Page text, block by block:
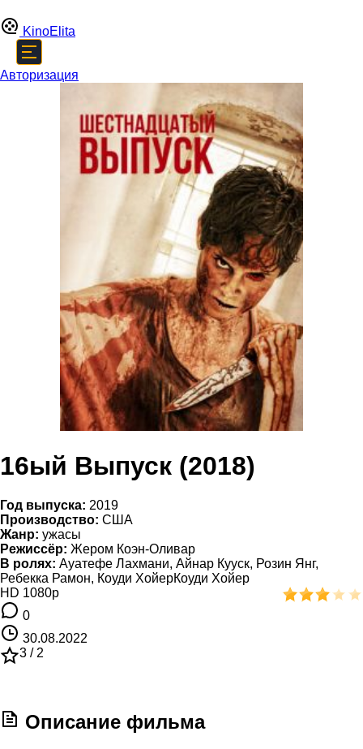
KinoElita
Авторизация
16ый Выпуск (2018)
Год выпуска: 2019
Производство: США
Жанр: ужасы
Режиссёр: Жером Коэн-Оливар
В ролях: Ауатефе Лахмани, Айнар Кууск, Розин Янг,
Ребекка Рамон, Коуди ХойерКоуди Хойер
HD 1080p
0
30.08.2022
3 /2
Описание фильма